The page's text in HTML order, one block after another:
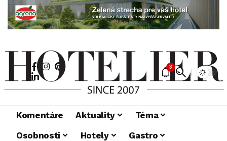
3
Komentáre Aktuality
Téma
Osobnosti
Hotely
Gastro